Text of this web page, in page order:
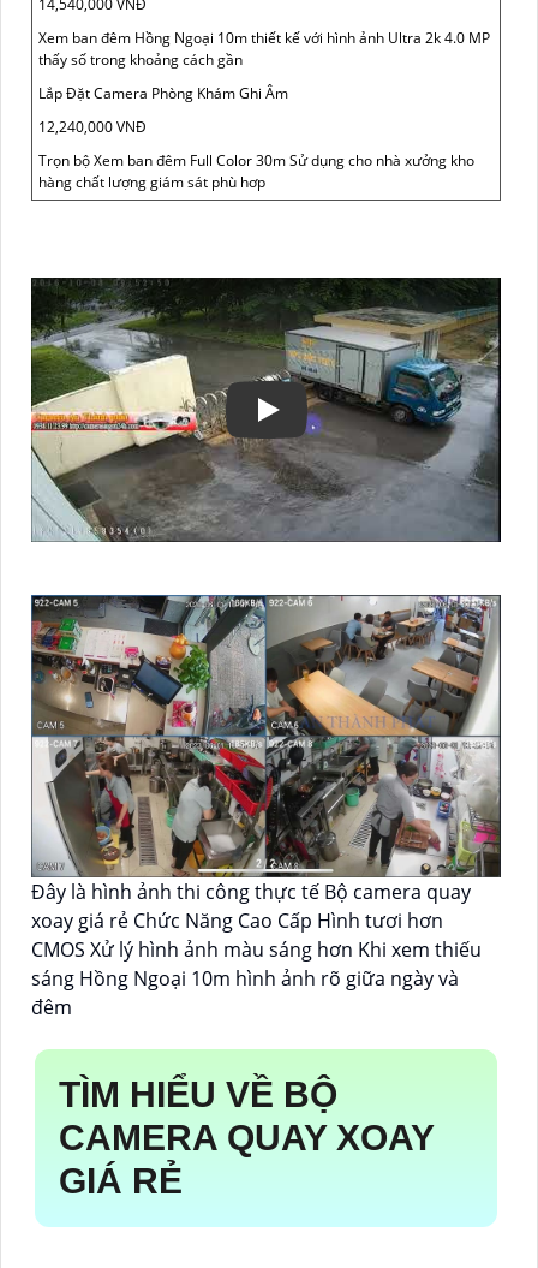
14,540,000 VNĐ
Xem ban đêm Hồng Ngoại 10m thiết kế với hình ảnh Ultra 2k 4.0 MP
thấy số trong khoảng cách gần
Lắp Đặt Camera Phòng Khám Ghi Âm
12,240,000 VNĐ
Trọn bộ Xem ban đêm Full Color 30m Sử dụng cho nhà xưởng kho
hàng chất lượng giám sát phù hơp
Đây là hình ảnh thi công thực tế Bộ camera quay
xoay giá rẻ Chức Năng Cao Cấp Hình tươi hơn
CMOS Xử lý hình ảnh màu sáng hơn Khi xem thiếu
sáng Hồng Ngoại 10m hình ảnh rõ giữa ngày và
đêm
TÌM HIỂU VỀ BỘ
CAMERA QUAY XOAY
GIÁ RẺ